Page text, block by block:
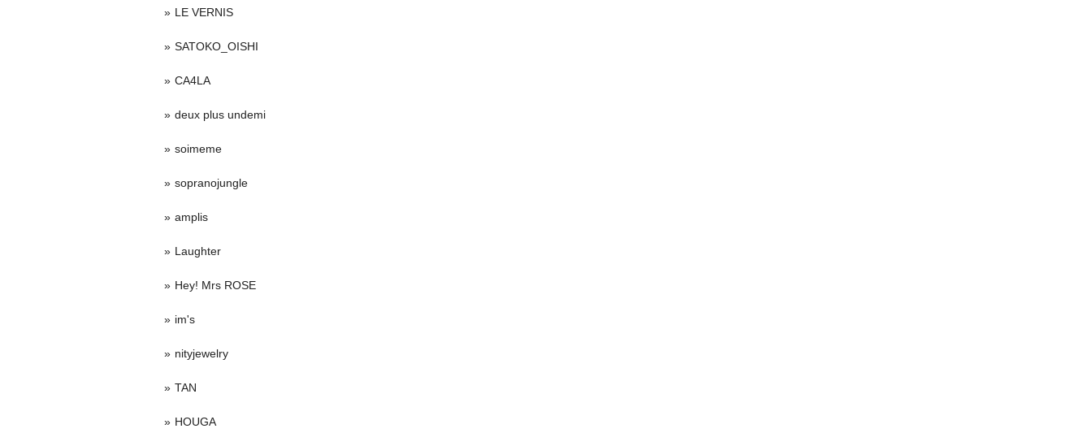
LE VERNIS
SATOKO_OISHI
CA4LA
deux plus undemi
soimeme
sopranojungle
amplis
Laughter
Hey! Mrs ROSE
im's
nityjewelry
TAN
HOUGA